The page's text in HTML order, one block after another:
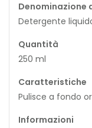
Denominazione
Detergente
Quantità
250 ml
Caratteristiche
Pulisce a fondo
Informazioni